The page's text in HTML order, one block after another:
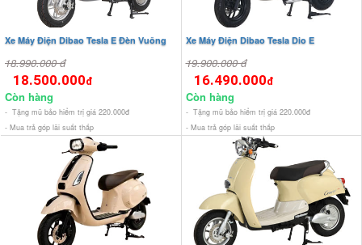
Xe Máy Điện Dibao Tesla E Đèn Vuông
18.990.000 đ
18.500.000đ
Còn hàng
- Tặng mũ bảo hiểm trị giá 220.000đ
- Mua trả góp lãi suất thấp
Xe Máy Điện Dibao Tesla Dio E
19.900.000 đ
16.490.000đ
Còn hàng
- Tặng mũ bảo hiểm trị giá 220.000đ
- Mua trả góp lãi suất thấp